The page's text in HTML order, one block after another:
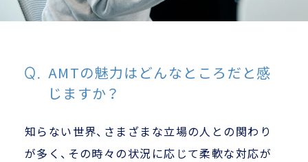
AMTの魅力はどんなところだと感
じますか？
知らない世界、さまざまな立場の人との関わり
が多く、その時々の状況に応じて柔軟な対応が